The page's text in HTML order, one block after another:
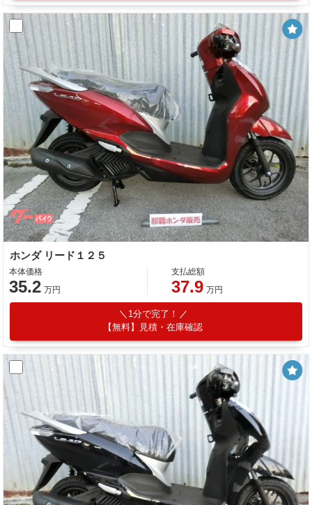
ホンダ リード１２５
本体価格
35.2 万円
支払総額
37.9 万円
1分で完了！
【無料】見積・在庫確認